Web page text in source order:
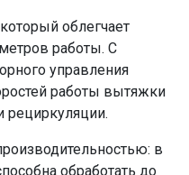
облегчает
работы. С
управления
работы вытяжки
рециркуляции.
в
обработать до